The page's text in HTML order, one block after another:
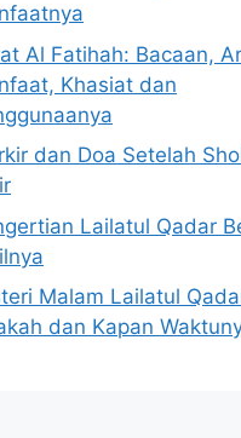
Al Fatihah: Bacaan,
Khasiat dan
dan Doa Setelah
Lailatul Qadar
Malam Lailatul
dan Kapan